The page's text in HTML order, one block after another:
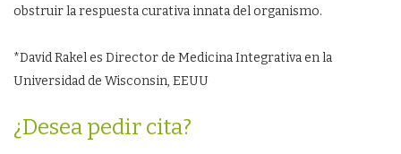
obstruir la respuesta curativa innata del organismo.
*David Rakel es Director de Medicina Integrativa en la
Universidad de Wisconsin, EEUU
¿Desea pedir cita?